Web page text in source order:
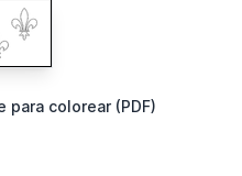
para colorear (PDF)